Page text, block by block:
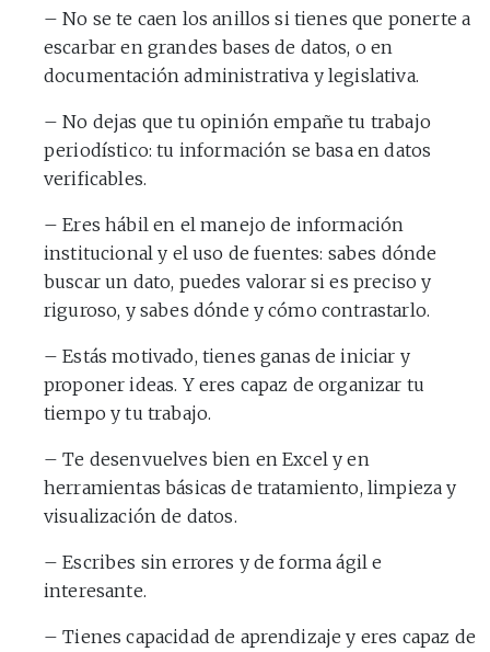
– No se te caen los anillos si tienes que ponerte a
escarbar en grandes bases de datos, o en
documentación administrativa y legislativa.
– No dejas que tu opinión empañe tu trabajo
periodístico: tu información se basa en datos
verificables.
– Eres hábil en el manejo de información
institucional y el uso de fuentes: sabes dónde
buscar un dato, puedes valorar si es preciso y
riguroso, y sabes dónde y cómo contrastarlo.
– Estás motivado, tienes ganas de iniciar y
proponer ideas. Y eres capaz de organizar tu
tiempo y tu trabajo.
– Te desenvuelves bien en Excel y en
herramientas básicas de tratamiento, limpieza y
visualización de datos.
– Escribes sin errores y de forma ágil e
interesante.
– Tienes capacidad de aprendizaje y eres capaz de